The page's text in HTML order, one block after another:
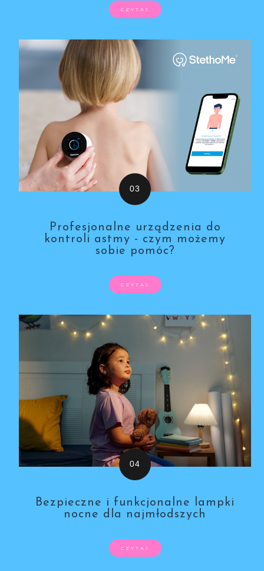
CZYTAJ
Profesjonalne urządzenia do
kontroli astmy - czym możemy
sobie pomóc?
CZYTAJ
Bezpieczne i funkcjonalne lampki
nocne dla najmłodszych
CZYTAJ